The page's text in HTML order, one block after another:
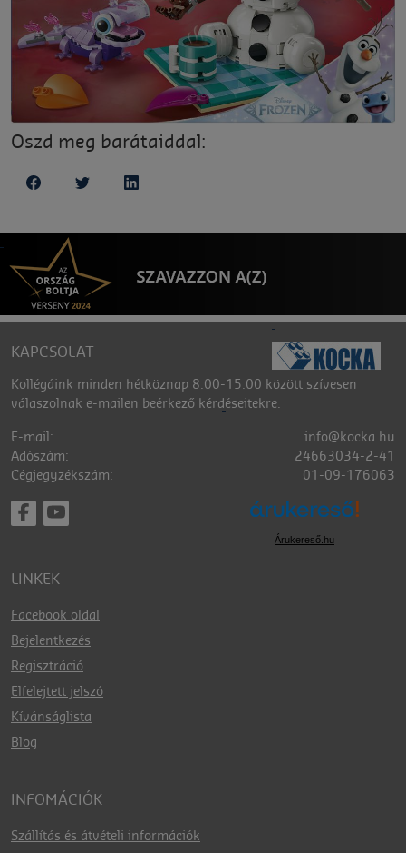
Oszd meg barátaiddal:
KAPCSOLAT
Kollégáink minden hétköznap 8:00-15:00 között szívesen
válaszolnak e-mailen beérkező kérdéseitekre.
E-mail:
info@kocka.hu
Adószám:
24663034-2-41
Cégjegyzékszám:
01-09-176063
Árukereső.hu
LINKEK
Facebook oldal
Bejelentkezés
Regisztráció
Elfelejtett jelszó
Kívánságlista
Blog
INFOMÁCIÓK
Szállítás és átvételi információk